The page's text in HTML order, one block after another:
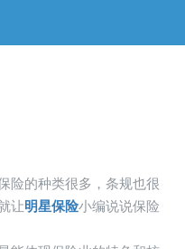
险的种类很多，条规也很
让明星保险小编说说保险